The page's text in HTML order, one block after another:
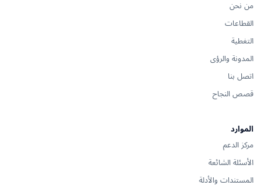
من نحن
القطاعات
التغطية
المدونة والرؤى
اتصل بنا
قصص النجاح
الموارد
مركز الدعم
الأسئلة الشائعة
المستندات والأدلة